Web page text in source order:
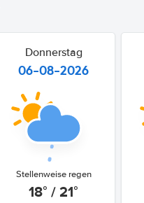
Donnerstag
06-08-2026
Stellenweise regen
18° / 21°